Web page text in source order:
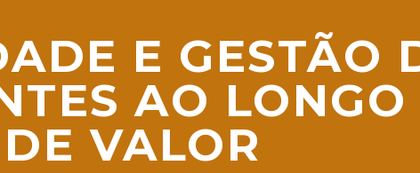
E GESTÃO
AO LONGO
VALOR